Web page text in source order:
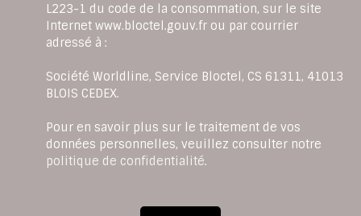
L223-1 du code de la consommation, sur le site
Internet www.bloctel.gouv.fr ou par courrier
adressé à :
Société Worldline, Service Bloctel, CS 61311, 41013
BLOIS CEDEX.
Pour en savoir plus sur le traitement de vos
données personnelles, veuillez consulter notre
politique de confidentialité.